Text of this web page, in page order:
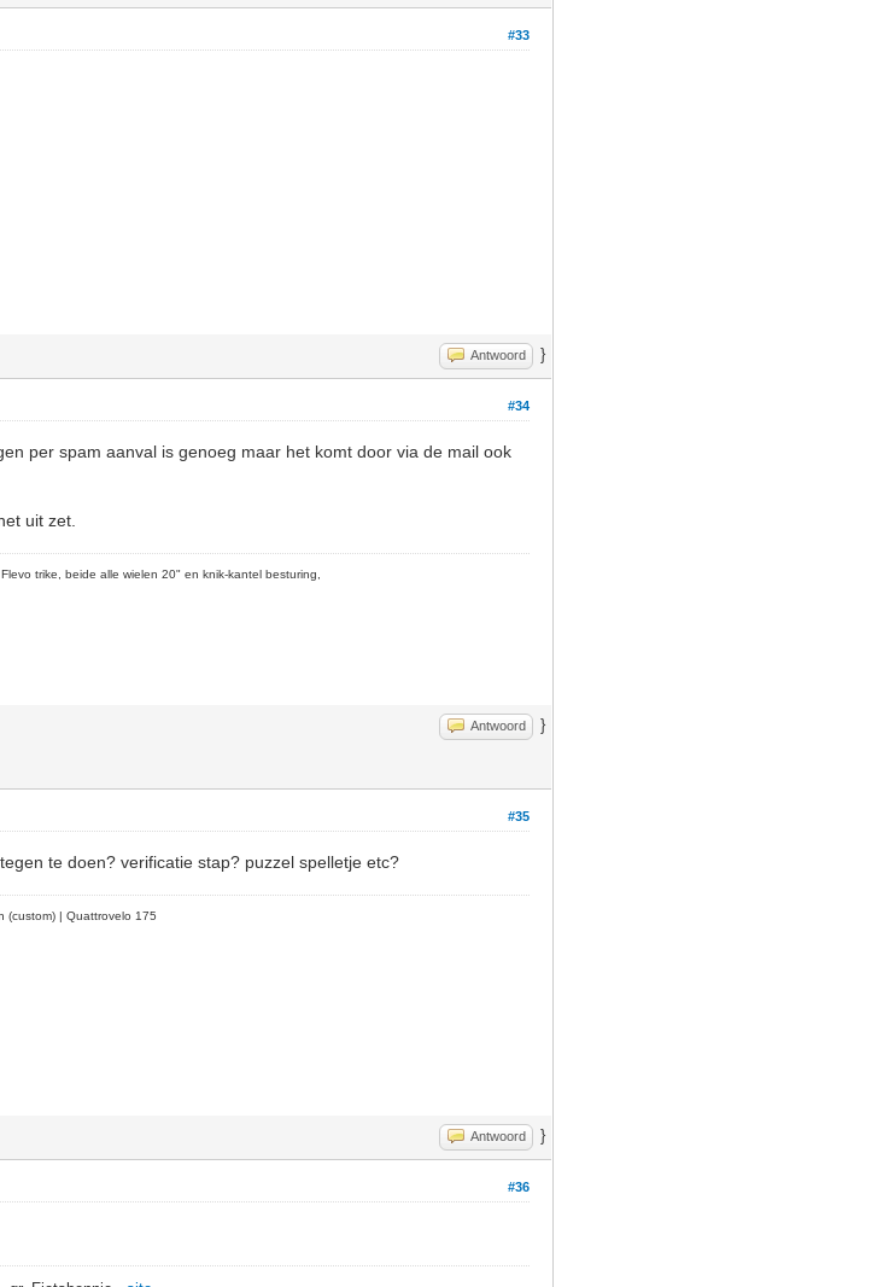
#33
Antwoord }
#34
per spam aanval is genoeg maar het komt door via de mail ook
uit zet.
trike, beide alle wielen 20" en knik-kantel besturing,
Antwoord }
#35
te doen? verificatie stap? puzzel spelletje etc?
(custom) | Quattrovelo 175
Antwoord }
#36